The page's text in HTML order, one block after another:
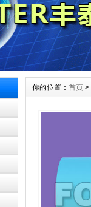
你的位置： 首页 >